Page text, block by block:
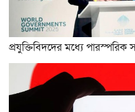
প্রযুক্তিবিদদের মধ্যে পারস্পরিক